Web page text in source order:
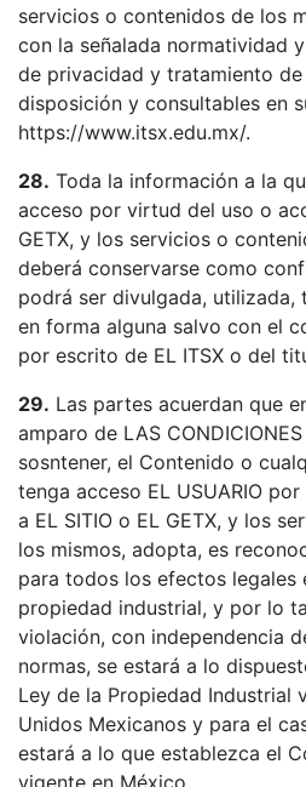
servicios o contenidos de los
con la señalada normatividad
de privacidad y tratamiento
disposición y consultables en
https://www.itsx.edu.mx/.
28. Toda la información a la
acceso por virtud del uso o
GETX, y los servicios o
deberá conservarse como
podrá ser divulgada, utilizada,
en forma alguna salvo con el
por escrito de EL ITSX o del
29. Las partes acuerdan que
amparo de LAS
sosntener, el Contenido o
tenga acceso EL USUARIO
a EL SITIO o EL GETX, y los
los mismos, adopta, es
para todos los efectos legales
propiedad industrial, y por lo
violación, con independencia
normas, se estará a lo
Ley de la Propiedad Industrial
Unidos Mexicanos y para el
estará a lo que establezca el
vigente en México.